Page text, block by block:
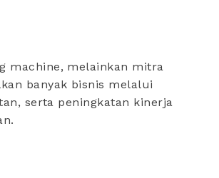
machine, melainkan mitra
banyak bisnis melalui
serta peningkatan kinerja